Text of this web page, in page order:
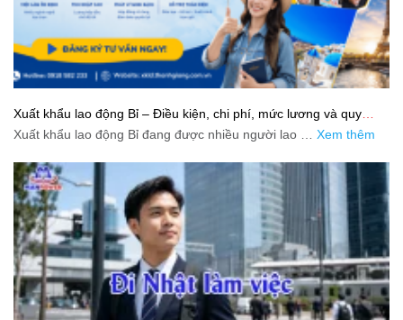
Xuất khẩu lao động Bỉ – Điều kiện, chi phí, mức lương và quy
trình chuẩn cho người lao động
Xuất khẩu lao động Bỉ đang được nhiều người lao … Xem thêm